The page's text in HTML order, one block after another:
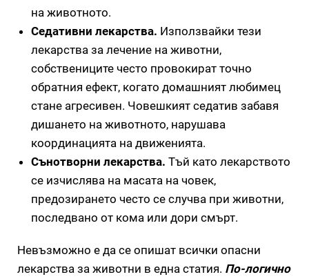
на животното.
Седативни лекарства. Използвайки тези
лекарства за лечение на животни,
собствениците често провокират точно
обратния ефект, когато домашният любимец
стане агресивен. Човешкият седатив забавя
дишането на животното, нарушава
координацията на движенията.
Сънотворни лекарства. Тъй като лекарството
се изчислява на масата на човек,
предозирането често се случва при животни,
последвано от кома или дори смърт.
Невъзможно е да се опишат всички опасни
лекарства за животни в една статия. По-логично